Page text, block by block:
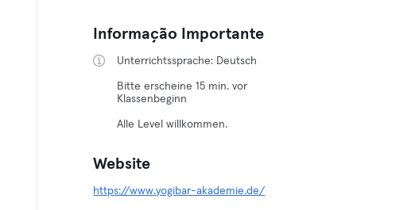
Informação Importante
Unterrichtssprache: Deutsch
Bitte erscheine 15 min. vor
Klassenbeginn
Alle Level willkommen.
Website
https://www.yogibar-akademie.de/